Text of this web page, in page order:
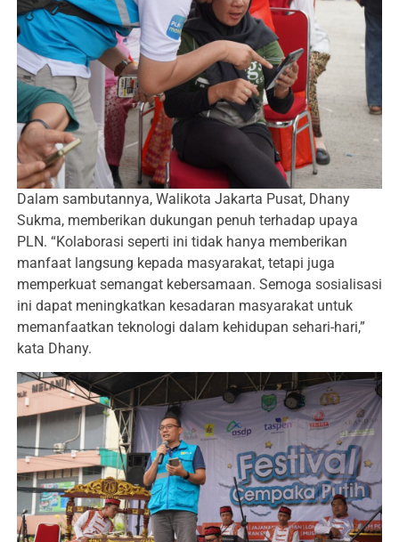
Dalam sambutannya, Walikota Jakarta Pusat, Dhany
Sukma, memberikan dukungan penuh terhadap upaya
PLN. “Kolaborasi seperti ini tidak hanya memberikan
manfaat langsung kepada masyarakat, tetapi juga
memperkuat semangat kebersamaan. Semoga sosialisasi
ini dapat meningkatkan kesadaran masyarakat untuk
memanfaatkan teknologi dalam kehidupan sehari-hari,”
kata Dhany.